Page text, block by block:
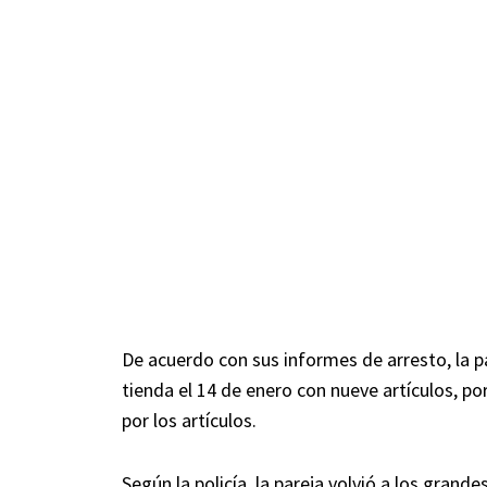
De acuerdo con sus informes de arresto, la
tienda el 14 de enero con nueve artículos,
por los artículos.